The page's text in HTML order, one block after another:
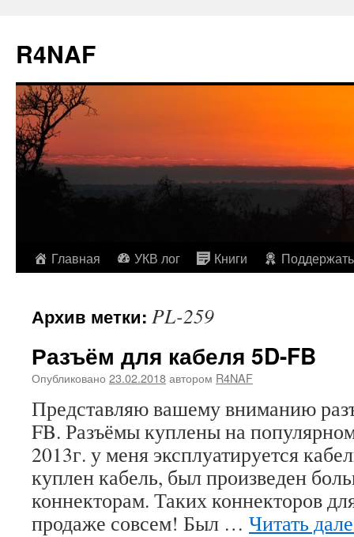
R4NAF
Перейти
содержимому
Главная УКВ лог Книги Поддержать
Архив метки: PL-259
Разъём для кабеля 5D-FB
Опубликовано 23.02.2018автором R4NAF
Представляю вашему вниманию
FB. Разъёмы куплены на
2013г. у меня эксплуатируется
куплен кабель, был произведен
коннекторам. Таких коннекторов
продаже совсем! Был … Читать